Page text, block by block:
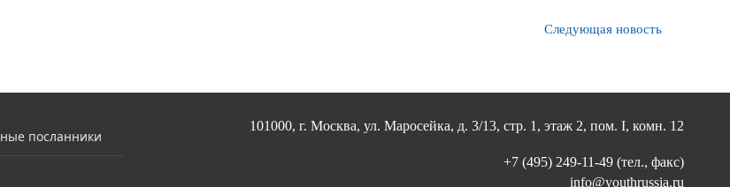
Следующая новость
посланники
101000, г. Москва, ул. Маросейка, д. 3/13, стр. 1, этаж 2, пом. I, комн. 12
+7 (495) 249-11-49 (тел., факс)
info@youthrussia.ru